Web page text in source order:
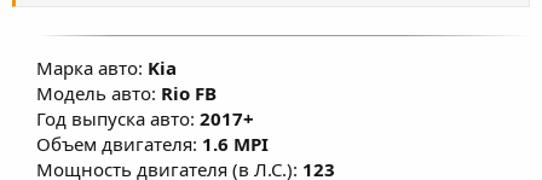
ДК2 от жгута электропроводки
автомобиля.
Марка авто: Kia
Модель авто: Rio FB
Год выпуска авто: 2017+
Объем двигателя: 1.6 MPI
Мощность двигателя (в Л.С.): 123